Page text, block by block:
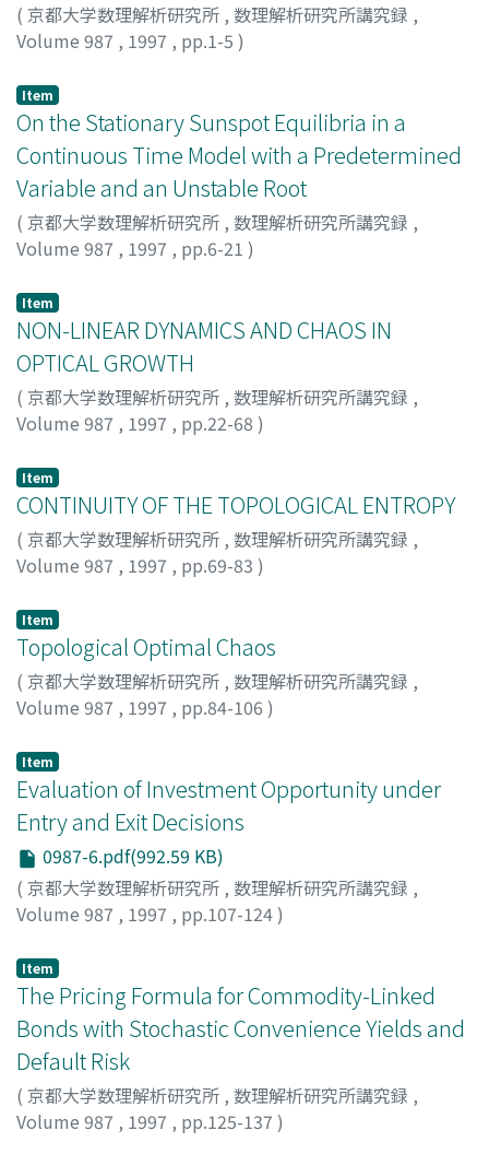
( 京都大学数理解析研究所 , 数理解析研究所講究録 ,
Volume 987 , 1997 , pp.1-5 )
Item
On the Stationary Sunspot Equilibria in a
Continuous Time Model with a Predetermined
Variable and an Unstable Root
( 京都大学数理解析研究所 , 数理解析研究所講究録 ,
Volume 987 , 1997 , pp.6-21 )
Item
NON-LINEAR DYNAMICS AND CHAOS IN
OPTICAL GROWTH
( 京都大学数理解析研究所 , 数理解析研究所講究録 ,
Volume 987 , 1997 , pp.22-68 )
Item
CONTINUITY OF THE TOPOLOGICAL ENTROPY
( 京都大学数理解析研究所 , 数理解析研究所講究録 ,
Volume 987 , 1997 , pp.69-83 )
Item
Topological Optimal Chaos
( 京都大学数理解析研究所 , 数理解析研究所講究録 ,
Volume 987 , 1997 , pp.84-106 )
Iwai, Keiichiro
Item
Evaluation of Investment Opportunity under
Entry and Exit Decisions
0987-6.pdf(992.59 KB)
( 京都大学数理解析研究所 , 数理解析研究所講究録 ,
Volume 987 , 1997 , pp.107-124)
Item
The Pricing Formula for Commodity-Linked
Bonds with Stochastic Convenience Yields and
Default Risk
( 京都大学数理解析研究所 , 数理解析研究所講究録 ,
Volume 987 , 1997 , pp.125-137 )